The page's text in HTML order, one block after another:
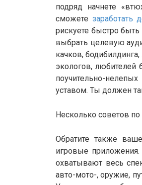
подряд начнете
сможете заработать
рискуете быстро
выбрать целевую
качков,
экологов,
поучительно-
уставом. Ты должен
Несколько советов
Обратите также
игровые
охватывают весь
авто-мото-, оружие,